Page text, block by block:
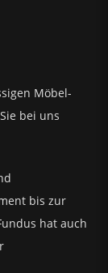
Möbel-
bei uns
bis zur
hat auch